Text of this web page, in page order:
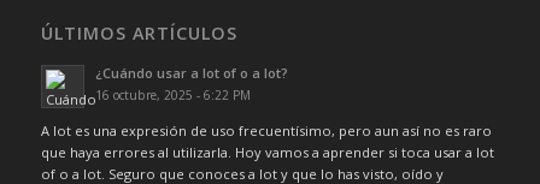
ÚLTIMOS ARTÍCULOS
¿Cuándo usar a lot of o a lot?
16 octubre, 2025 - 6:22 PM
A lot es una expresión de uso frecuentísimo, pero aun así no es raro
que haya errores al utilizarla. Hoy vamos a aprender si toca usar a lot
of o a lot. Seguro que conoces a lot y que lo has visto, oído y